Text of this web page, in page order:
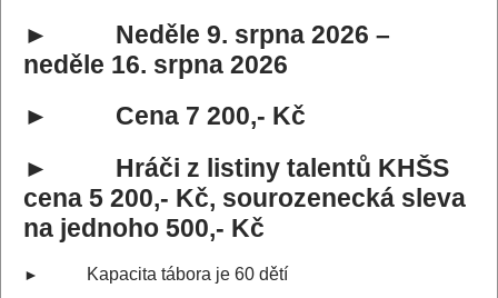
► Neděle 9. srpna 2026 –
neděle 16. srpna 2026
► Cena 7 200,- Kč
► Hráči z listiny talentů KHŠS
cena 5 200,- Kč, sourozenecká sleva
na jednoho 500,- Kč
► Kapacita tábora je 60 dětí